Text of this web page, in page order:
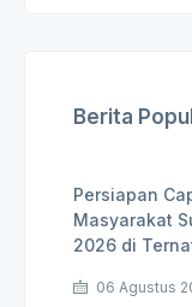
Berita
Persiapan
Masyarakat
2026 di
06 Agustus